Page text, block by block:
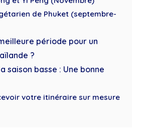
de Phuket (septembre-
période pour un
?
saison basse : Une bonne
votre itinéraire sur mesure